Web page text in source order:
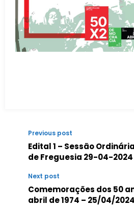
Previous post
Edital 1 – Sessão
de Freguesia 29-04-2024
Next post
Comemorações dos 50
abril de 1974 – 25/04/2024